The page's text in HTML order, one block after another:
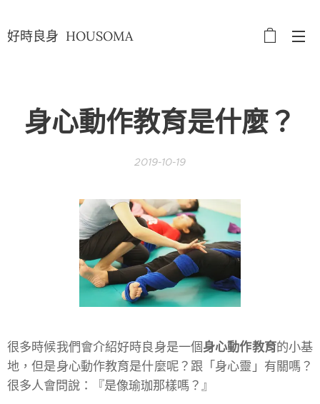
好時良身 HOUSOMA
身心動作教育是什麼？
2019-10-19
很多時候我們會介紹好時良身是一個身心動作教育的小基
地，但是身心動作教育是什麼呢？跟「身心靈」有關嗎？
很多人會問說：『是像瑜珈那樣嗎？』